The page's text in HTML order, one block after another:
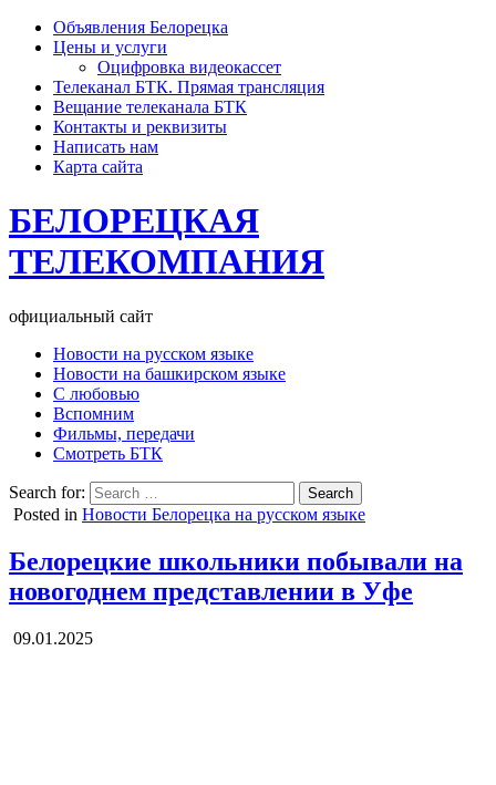
Объявления Белорецка
Цены и услуги
Оцифровка видеокассет
Телеканал БТК. Прямая трансляция
Вещание телеканала БТК
Контакты и реквизиты
Написать нам
Карта сайта
БЕЛОРЕЦКАЯ
ТЕЛЕКОМПАНИЯ
официальный сайт
Новости на русском языке
Новости на башкирском языке
С любовью
Вспомним
Фильмы, передачи
Смотреть БТК
Search for:
Posted in Новости Белорецка на русском языке
Белорецкие школьники побывали на
новогоднем представлении в Уфе
09.01.2025